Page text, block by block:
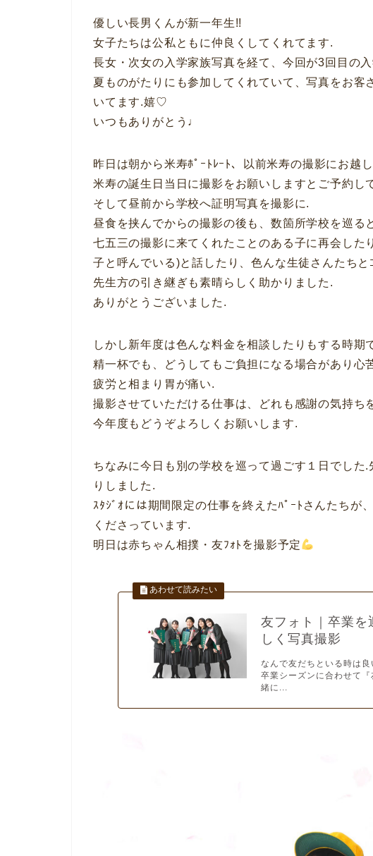
優しい長男くんが新一年生!!
女子たちは公私ともに仲良くしてくれてます.
長女・次女の入学家族写真を経て、今回が3回目の
夏ものがたりにも参加してくれていて、写真をお客
いてます.嬉♡
いつもありがとう♩
昨日は朝から米寿ﾎﾟｰﾄﾚｰﾄ、以前米寿の撮影にお越
米寿の誕生日当日に撮影をお願いしますとご予約し
そして昼前から学校へ証明写真を撮影に.
昼食を挟んでからの撮影の後も、数箇所学校を巡る
七五三の撮影に来てくれたことのある子に再会した
子と呼んでいる)と話したり、色んな生徒さんたち
先生方の引き継ぎも素晴らしく助かりました.
ありがとうございました.
しかし新年度は色んな料金を相談したりもする時期
精一杯でも、どうしてもご負担になる場合があり心
疲労と相まり胃が痛い.
撮影させていただける仕事は、どれも感謝の気持ち
今年度もどうぞよろしくお願いします.
ちなみに今日も別の学校を巡って過ごす１日でした
りしました.
ｽﾀｼﾞｵには期間限定の仕事を終えたﾊﾟｰﾄさんたちが
くださっています.
明日は赤ちゃん相撲・友ﾌｫﾄを撮影予定
友フォト｜卒業を
しく写真撮影
なんで友だちといる時は
卒業シーズンに合わせて
緒に...